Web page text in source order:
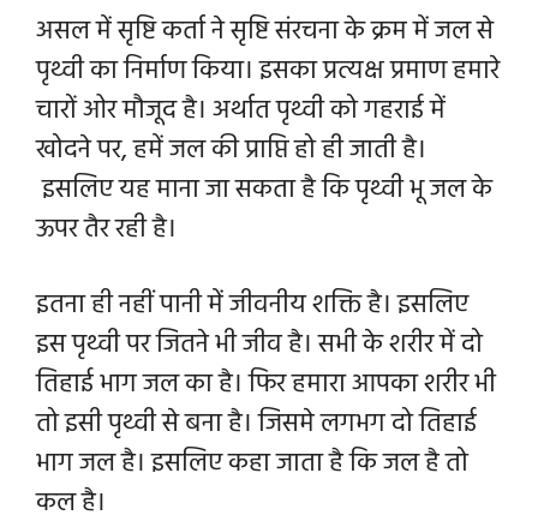
असल में सृष्टि कर्ता ने सृष्टि संरचना के क्रम में जल से
पृथ्वी का निर्माण किया। इसका प्रत्यक्ष प्रमाण हमारे
चारों ओर मौजूद है। अर्थात पृथ्वी को गहराई में
खोदने पर, हमें जल की प्राप्ति हो ही जाती है।
इसलिए यह माना जा सकता है कि पृथ्वी भू जल के
ऊपर तैर रही है।
इतना ही नहीं पानी में जीवनीय शक्ति है। इसलिए
इस पृथ्वी पर जितने भी जीव है। सभी के शरीर में दो
तिहाई भाग जल का है। फिर हमारा आपका शरीर भी
तो इसी पृथ्वी से बना है। जिसमे लगभग दो तिहाई
भाग जल है।इसलिए कहा जाता है किजल है तो
कल है।